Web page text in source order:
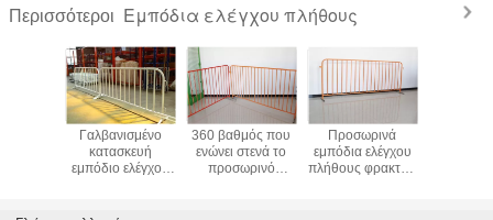
Περισσότεροι Εμπόδια ελέγχου πλήθους
Γαλβανισμένο
κατασκευή
εμπόδιο ελέγχου
360 βαθμός που
ενώνει στενά το
προσωρινό
Προσωρινά
εμπόδια ελέγχου
πλήθους φρακτών